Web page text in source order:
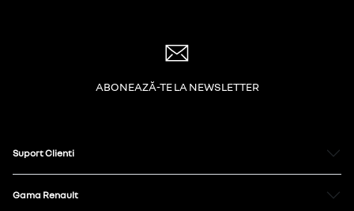
ABONEAZĂ-TE LA NEWSLETTER
Suport Clienti
Gama Renault